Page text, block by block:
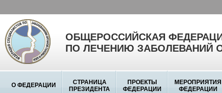
ОБЩЕРОССИЙСКАЯ
ПО ЛЕЧЕНИЮ ЗАБОЛЕВАНИЙ
О ФЕДЕРАЦИИ
СТРАНИЦА
ПРЕЗИДЕНТА
ПРОЕКТЫ
ФЕДЕРАЦИИ
МЕРОПРИЯТИЯ
ФЕДЕРАЦИИ